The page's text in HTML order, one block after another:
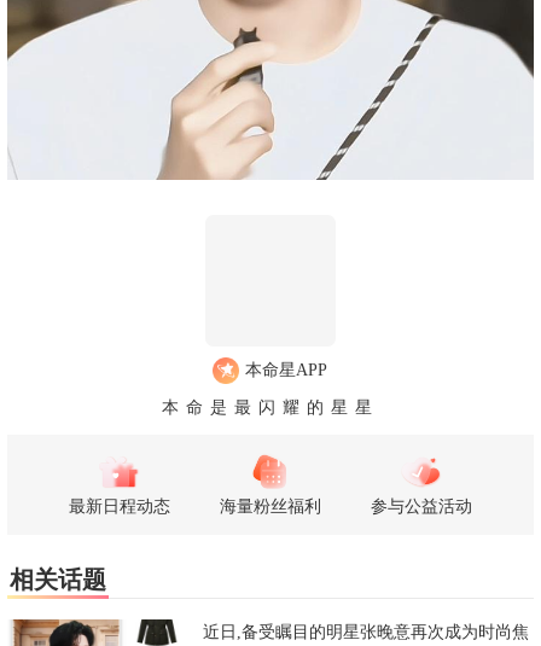
本命星APP
本命是最闪耀的星星
最新日程动态 海量粉丝福利 参与公益活动
相关话题
近日,备受瞩目的明星张晚意再次成为时尚焦